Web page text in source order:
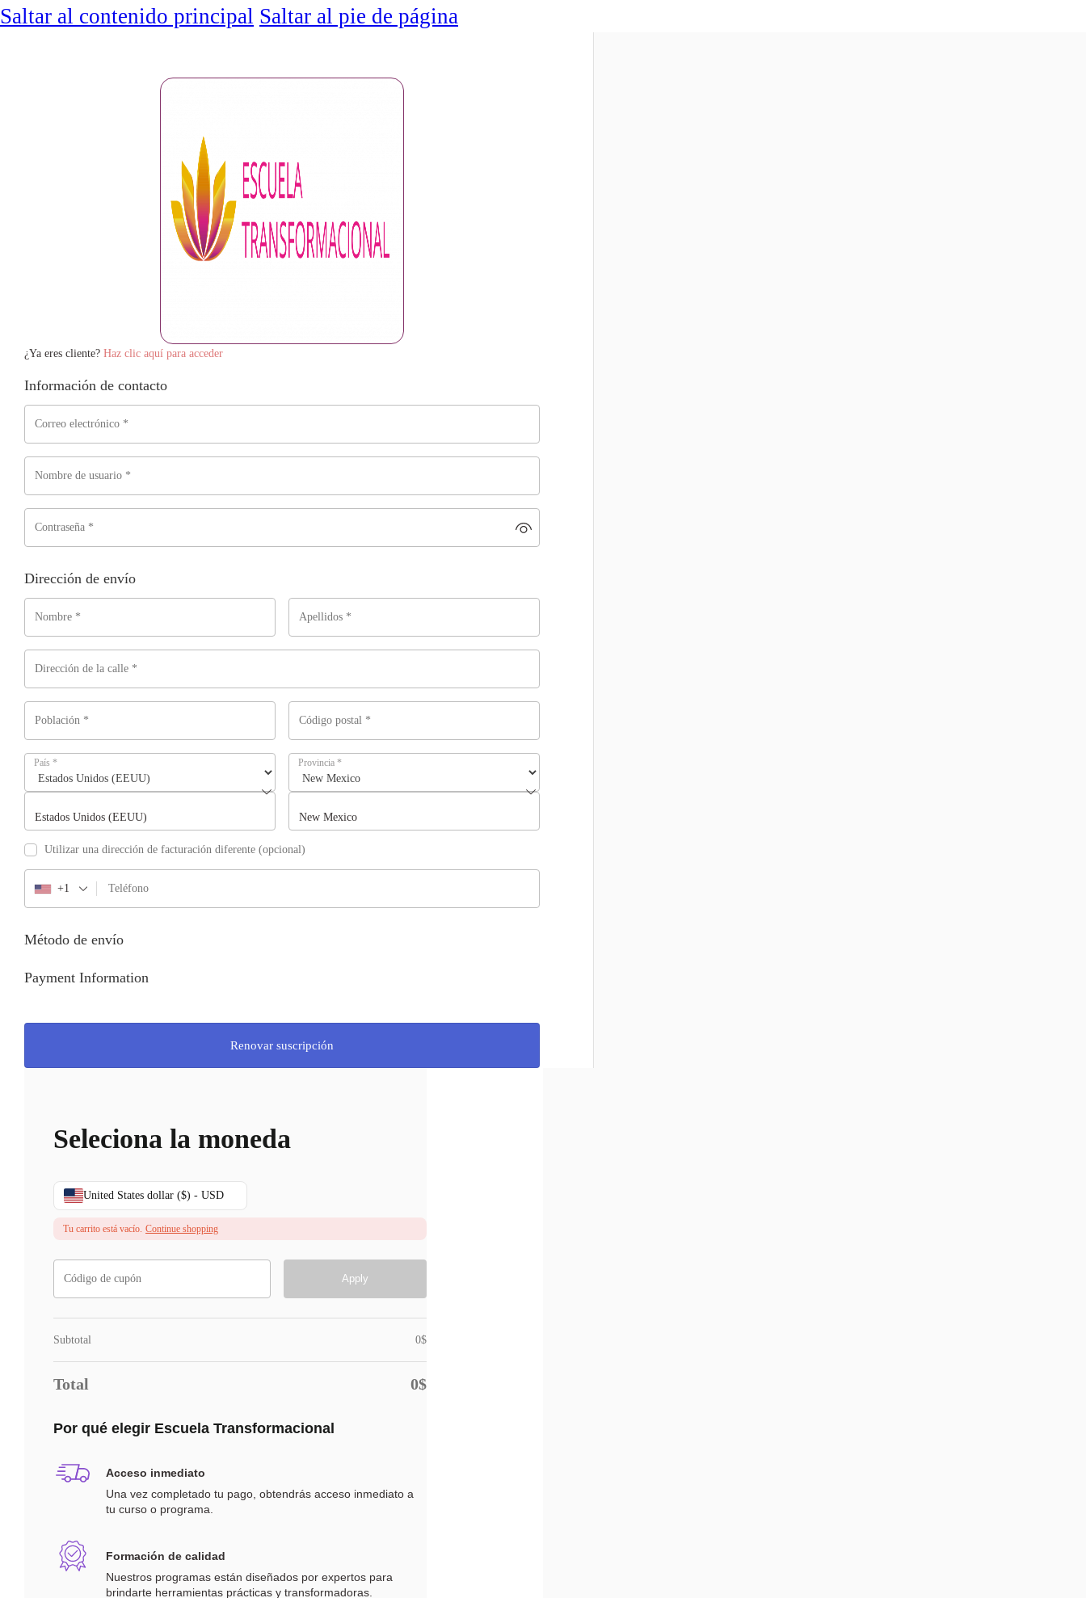
Saltar al contenido principal Saltar al pie de página
Payment
field
Payment
validation
field
¿Ya eres cliente? Haz clic aquí para acceder
Información de contacto
Dirección de envío
País *
Estados Unidos (EEUU)
Provincia *
New Mexico
Utilizar una dirección de facturación diferente (opcional)
+1
Método de envío
Payment Information
Renovar suscripción
Seleciona la moneda
United States dollar ($) - USD
Tu carrito está vacío. Continue shopping
Apply
Subtotal 0$
Total 0$
Por qué elegir Escuela Transformacional
Acceso inmediato
Una vez completado tu pago, obtendrás acceso inmediato a
tu curso o programa.
Formación de calidad
Nuestros programas están diseñados por expertos para
brindarte herramientas prácticas y transformadoras.